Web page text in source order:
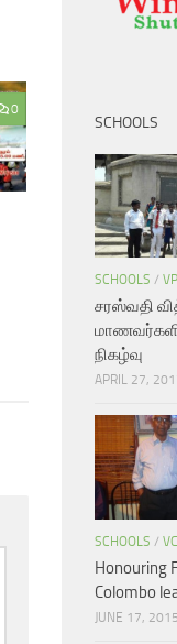
0
SCHOOLS
SCHOOLS /
சரஸ்வதி
நிகழ்வு
APRIL 27,
SCHOOLS /
Honouring
Colombo
JUNE 17, 2015